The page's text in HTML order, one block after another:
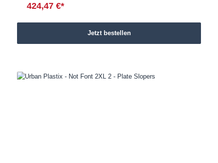
424,47 €*
Jetzt bestellen